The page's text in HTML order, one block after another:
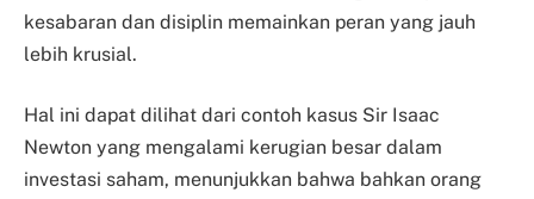
kesabaran dan disiplin memainkan peran yang jauh
lebih krusial.
Hal ini dapat dilihat dari contoh kasus Sir Isaac
Newton yang mengalami kerugian besar dalam
investasi saham, menunjukkan bahwa bahkan orang